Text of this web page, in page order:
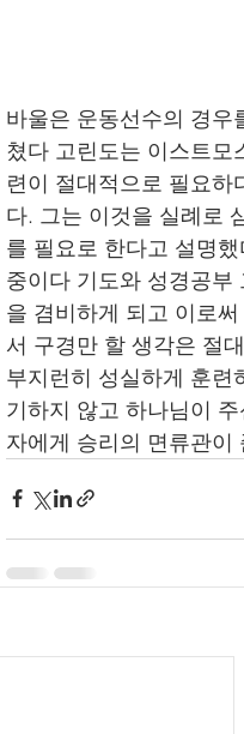
바울은 운동선수의 경우
쳤다 고린도는 이스트모
련이 절대적으로 필요
다. 그는 이것을 실례로
를 필요로 한다고 설명
중이다 기도와 성경공부
을 겸비하게 되고 이로
서 구경만 할 생각은 절
부지런히 성실하게 훈련
기하지 않고 하나님이
자에게 승리의 면류관이